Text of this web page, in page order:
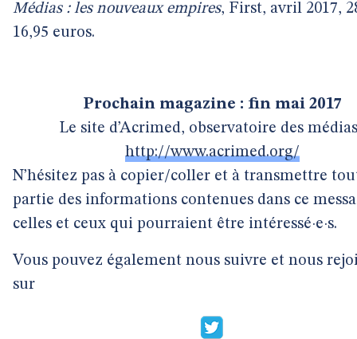
Médias : les nouveaux empires, First, avril 2017,
16,95 euros.
Prochain magazine : fin mai 2017
Le site d’Acrimed, observatoire des
http://www.acrimed.org/
N’hésitez pas à copier/coller et à transmettre
partie des informations contenues dans ce
celles et ceux qui pourraient être intéressé·e·s.
Vous pouvez également nous suivre et nous
sur